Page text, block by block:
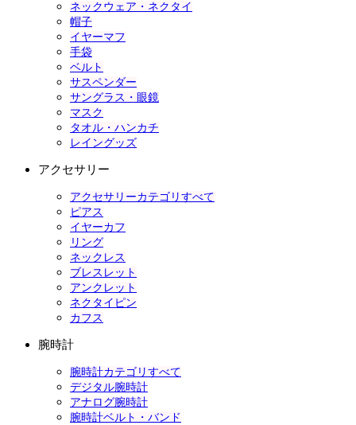
ネックウェア・ネクタイ
帽子
イヤーマフ
手袋
ベルト
サスペンダー
サングラス・眼鏡
マスク
タオル・ハンカチ
レイングッズ
アクセサリー
アクセサリーカテゴリすべて
ピアス
イヤーカフ
リング
ネックレス
ブレスレット
アンクレット
ネクタイピン
カフス
腕時計
腕時計カテゴリすべて
デジタル腕時計
アナログ腕時計
腕時計ベルト・バンド